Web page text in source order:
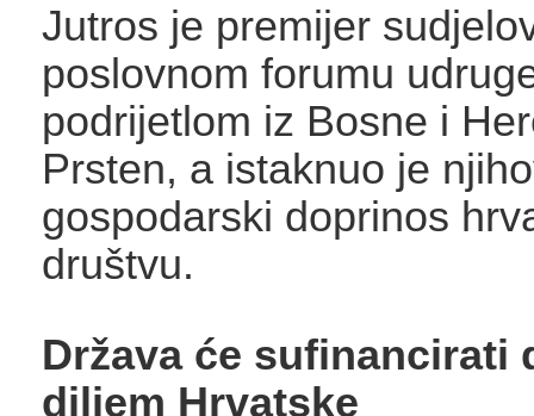
Jutros je premijer
poslovnom forumu
podrijetlom iz Bosne i
Prsten, a istaknuo je
gospodarski doprinos
društvu.
Država će sufinancirati
diljem Hrvatske